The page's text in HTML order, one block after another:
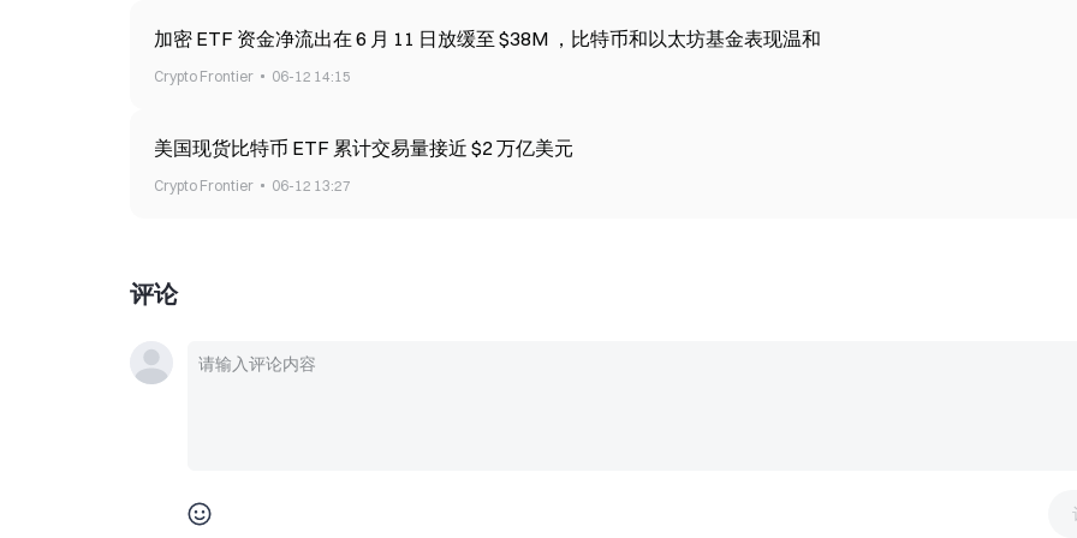
加密 ETF 资金净流出在 6 月 11 日放缓至 $38M ，比特币和以太坊基金表现温和
Crypto Frontier 06-12 14:15
美国现货比特币 ETF 累计交易量接近 $2 万亿美元
Crypto Frontier 06-12 13:27
评论